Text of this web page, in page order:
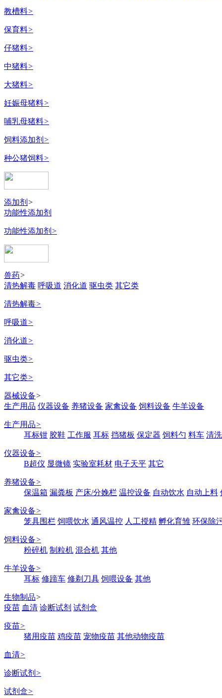
教槽料>
保育料>
仔猪料>
中猪料>
大猪料>
妊娠母猪料>
哺乳母猪料>
饲料添加剂 >
种公猪饲料>
添加剂 >
功能性添加剂
功能性添加剂 >
兽药>
清热解毒 呼吸道 消化道 驱虫类 其它类
清热解毒>
呼吸道>
消化道>
驱虫类>
其它类>
器械设备>
生产用品 仪器设备 养猪设备 家禽设备 饲料设备 牛羊设备
生产用品>
耳标钳 胶鞋 工作服 耳标 挡猪板 保定器 饲料勺 料车 清
仪器设备>
B超仪 显微镜 实验室耗材 电子天平 其它
养猪设备>
保温箱 漏粪板 产床/分娩栏 温控设备 自动饮水 自动上料
家禽设备>
笼具围栏 饲喂饮水 通风温控 人工授精 孵化育雏 环保除
饲料设备>
粉碎机 制粒机 混合机 其他
牛羊设备>
耳标 修蹄车 修剃刀具 饲喂设备 其他
生物制品>
疫苗 血清 诊断试剂 试剂盒
疫苗>
猪用疫苗 鸡疫苗 宠物疫苗 其他动物疫苗
血清>
诊断试剂 >
试剂盒>